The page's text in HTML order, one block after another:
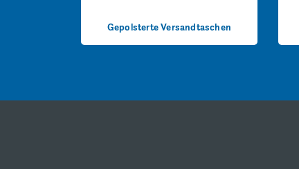
Gepolsterte Versandtaschen